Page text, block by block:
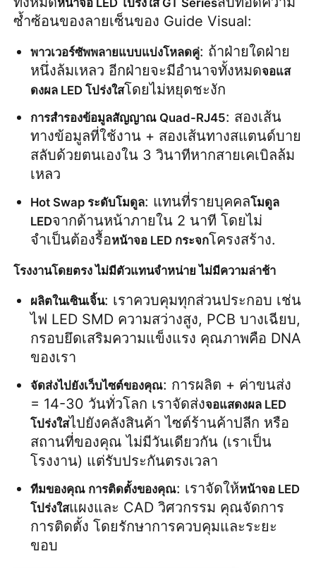
บอร์ดจอ LED นอก
ป้ายโฆษณากลางแจ้ง
หน้าจอ LED โปร่งใส GT Series
ซ้ำซ้อนของลายเซ็นของ Guide Visual:
พาวเวอร์ซัพพลายแบบแบ่งโหลดคู่: ถ้าฝ่ายใดฝ่าย
หนึ่งล้มเหลว อีกฝ่ายจะมีอำนาจทั้งหมดจอแส
ดงผล LED โปร่งใสโดยไม่หยุดชะงัก
การสำรองข้อมูลสัญญาณ Quad-RJ45: สองเส้น
ทางข้อมูลที่ใช้งาน + สองเส้นทางสแตนด์บาย
สลับด้วยตนเองใน 3 วินาทีหากสายเคเบิลล้ม
เหลว
Hot Swap ระดับโมดูล: แทนที่รายบุคคลโมดูล
LEDจากด้านหน้าภายใน 2 นาที โดยไม่
จำเป็นต้องรื้อหน้าจอ LED กระจกโครงสร้าง.
โรงงานโดยตรง ไม่มีตัวแทนจำหน่าย ไม่มีความล่าช้า
ผลิตในเซินเจิ้น: เราควบคุมทุกส่วนประกอบ เช่น
ไฟ LED SMD ความสว่างสูง, PCB บางเฉียบ,
กรอบยึดเสริมความแข็งแรง คุณภาพคือ DNA
ของเรา
จัดส่งไปยังเว็บไซต์ของคุณ: การผลิต + ค่าขนส่ง
= 14-30 วันทั่วโลก เราจัดส่งจอแสดงผล LED
โปร่งใสไปยังคลังสินค้า ไซต์ร้านค้าปลีก หรือ
สถานที่ของคุณ ไม่มีวันเดียวกัน (เราเป็น
โรงงาน) แต่รับประกันตรงเวลา
ทีมของคุณ การติดตั้งของคุณ: เราจัดให้หน้าจอ LED
โปร่งใสแผงและ CAD วิศวกรรม คุณจัดการ
การติดตั้ง โดยรักษาการควบคุมและระยะ
ขอบ